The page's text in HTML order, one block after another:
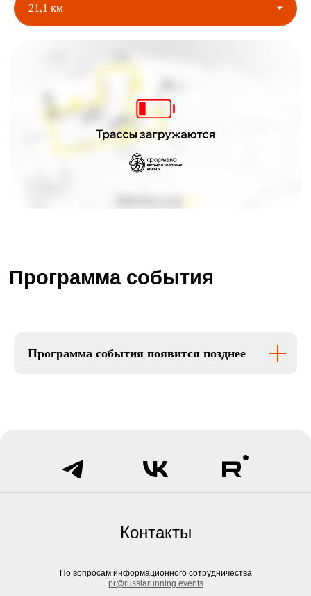
Программа события
Программа события появится позднее
Контакты
По вопросам информационного сотрудничества
pr@russiarunning.events